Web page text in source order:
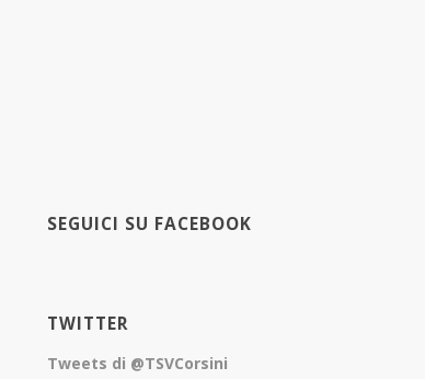
SEGUICI SU FACEBOOK
TWITTER
Tweets di @TSVCorsini